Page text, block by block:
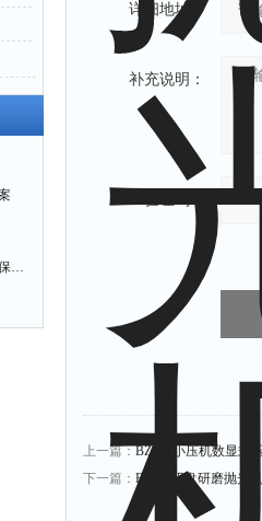
水三相点瓶冻制方法及水三相点瓶保存方法介绍
详细地址：
补充说明：
上一篇：BZ-2.0小压机数显式
下一篇： BZ-2B双盘研磨抛光机